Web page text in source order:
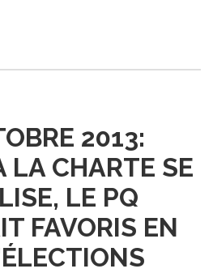
2013:
LA CHARTE SE
LE PQ
FAVORIS EN